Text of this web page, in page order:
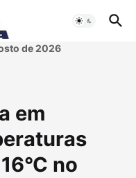
de 2026
em
no